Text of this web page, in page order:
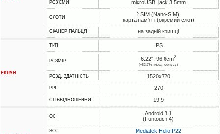
РОЗ'ЄМИ microUSB, jack 3.5mm
СЛОТИ
2 SIM (Nano-SIM),
карта пам'яті (окремий слот)
СКАНЕР ПАЛЬЦЯ на задній кришці
ЕКРАН
ТИП IPS
РОЗМІР 6.22", 96.6cm2
(~82.7% площі корпусу)
РОЗД. ЗДАТНІСТЬ 1520x720
PPI 270
СПІВВІДНОШЕННЯ 19:9
ОС
Android 8.1
(Funtouch 4)
SOC Mediatek Helio P22